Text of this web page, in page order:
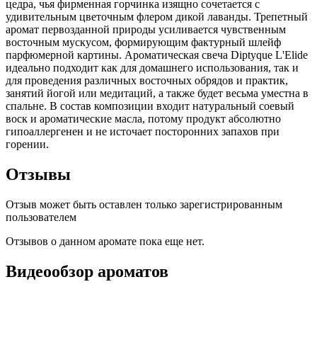
цедра, чья фирменная горчинка изящно сочетается с
удивительным цветочным флером дикой лаванды. Трепетный
аромат первозданной природы усиливается чувственным
восточным мускусом, формирующим фактурный шлейф
парфюмерной картины. Ароматическая свеча Diptyque L'Elide
идеально подходит как для домашнего использования, так и
для проведения различных восточных обрядов и практик,
занятий йогой или медитаций, а также будет весьма уместна в
спальне. В состав композиции входит натуральный соевый
воск и ароматические масла, потому продукт абсолютно
гипоаллергенен и не источает посторонних запахов при
горении.
Отзывы
Отзыв может быть оставлен только зарегистрированным
пользователем
Отзывов о данном аромате пока еще нет.
Видеообзор ароматов